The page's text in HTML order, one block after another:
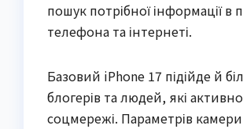
пошук потрібної інформації в
телефона та інтернеті.
Базовий iPhone 17 підійде й
блогерів та людей, які
соцмережі. Параметрів камери